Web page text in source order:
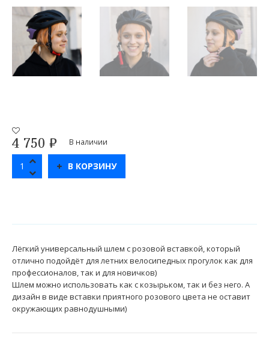
4 750 ₽ В наличии
В КОРЗИНУ
Лёгкий универсальный шлем с розовой вставкой, который
отлично подойдёт для летних велосипедных прогулок как для
профессионалов, так и для новичков)
Шлем можно использовать как с козырьком, так и без него. А
дизайн в виде вставки приятного розового цвета не оставит
окружающих равнодушными)